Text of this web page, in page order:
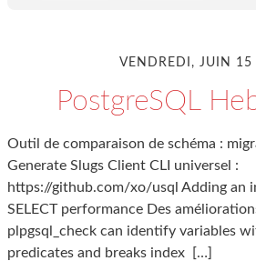
VENDREDI, JUIN 15
PostgreSQL
Outil de comparaison de schéma :
Generate Slugs Client CLI universel :
https://github.com/xo/usql Adding an
SELECT performance Des
plpgsql_check can identify variables
predicates and breaks index
[…]